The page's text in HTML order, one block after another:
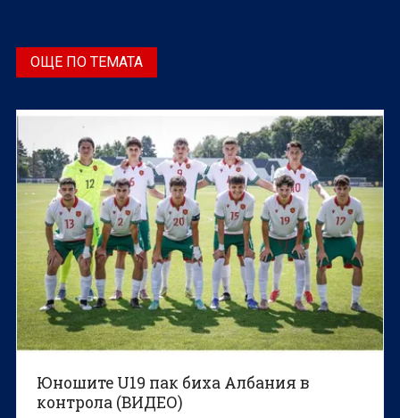
ОЩЕ ПО ТЕМАТА
Юношите U19 пак биха Албания в
контрола (ВИДЕО)